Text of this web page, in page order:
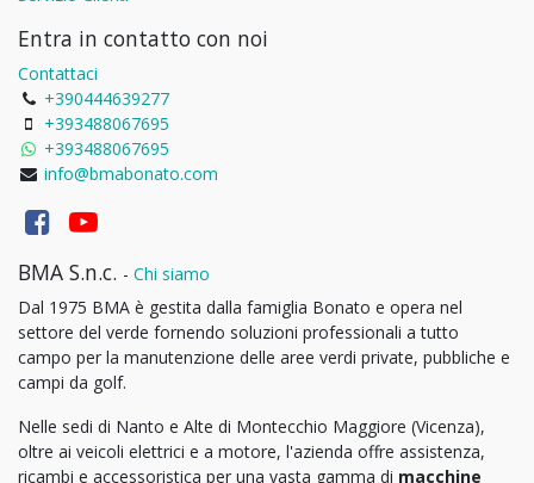
Entra in contatto con noi
Contattaci
+390444639277
+393488067695
+393488067695
info@bmabonato.com
BMA S.n.c. - Chi siamo
Dal 1975 BMA è gestita dalla famiglia Bonato e opera nel
settore del verde fornendo soluzioni professionali a tutto
campo per la manutenzione delle aree verdi private, pubbliche e
campi da golf.
Nelle sedi di Nanto e Alte di Montecchio Maggiore (Vicenza),
oltre ai veicoli elettrici e a motore, l'azienda offre assistenza,
ricambi e accessoristica per una vasta gamma di macchine